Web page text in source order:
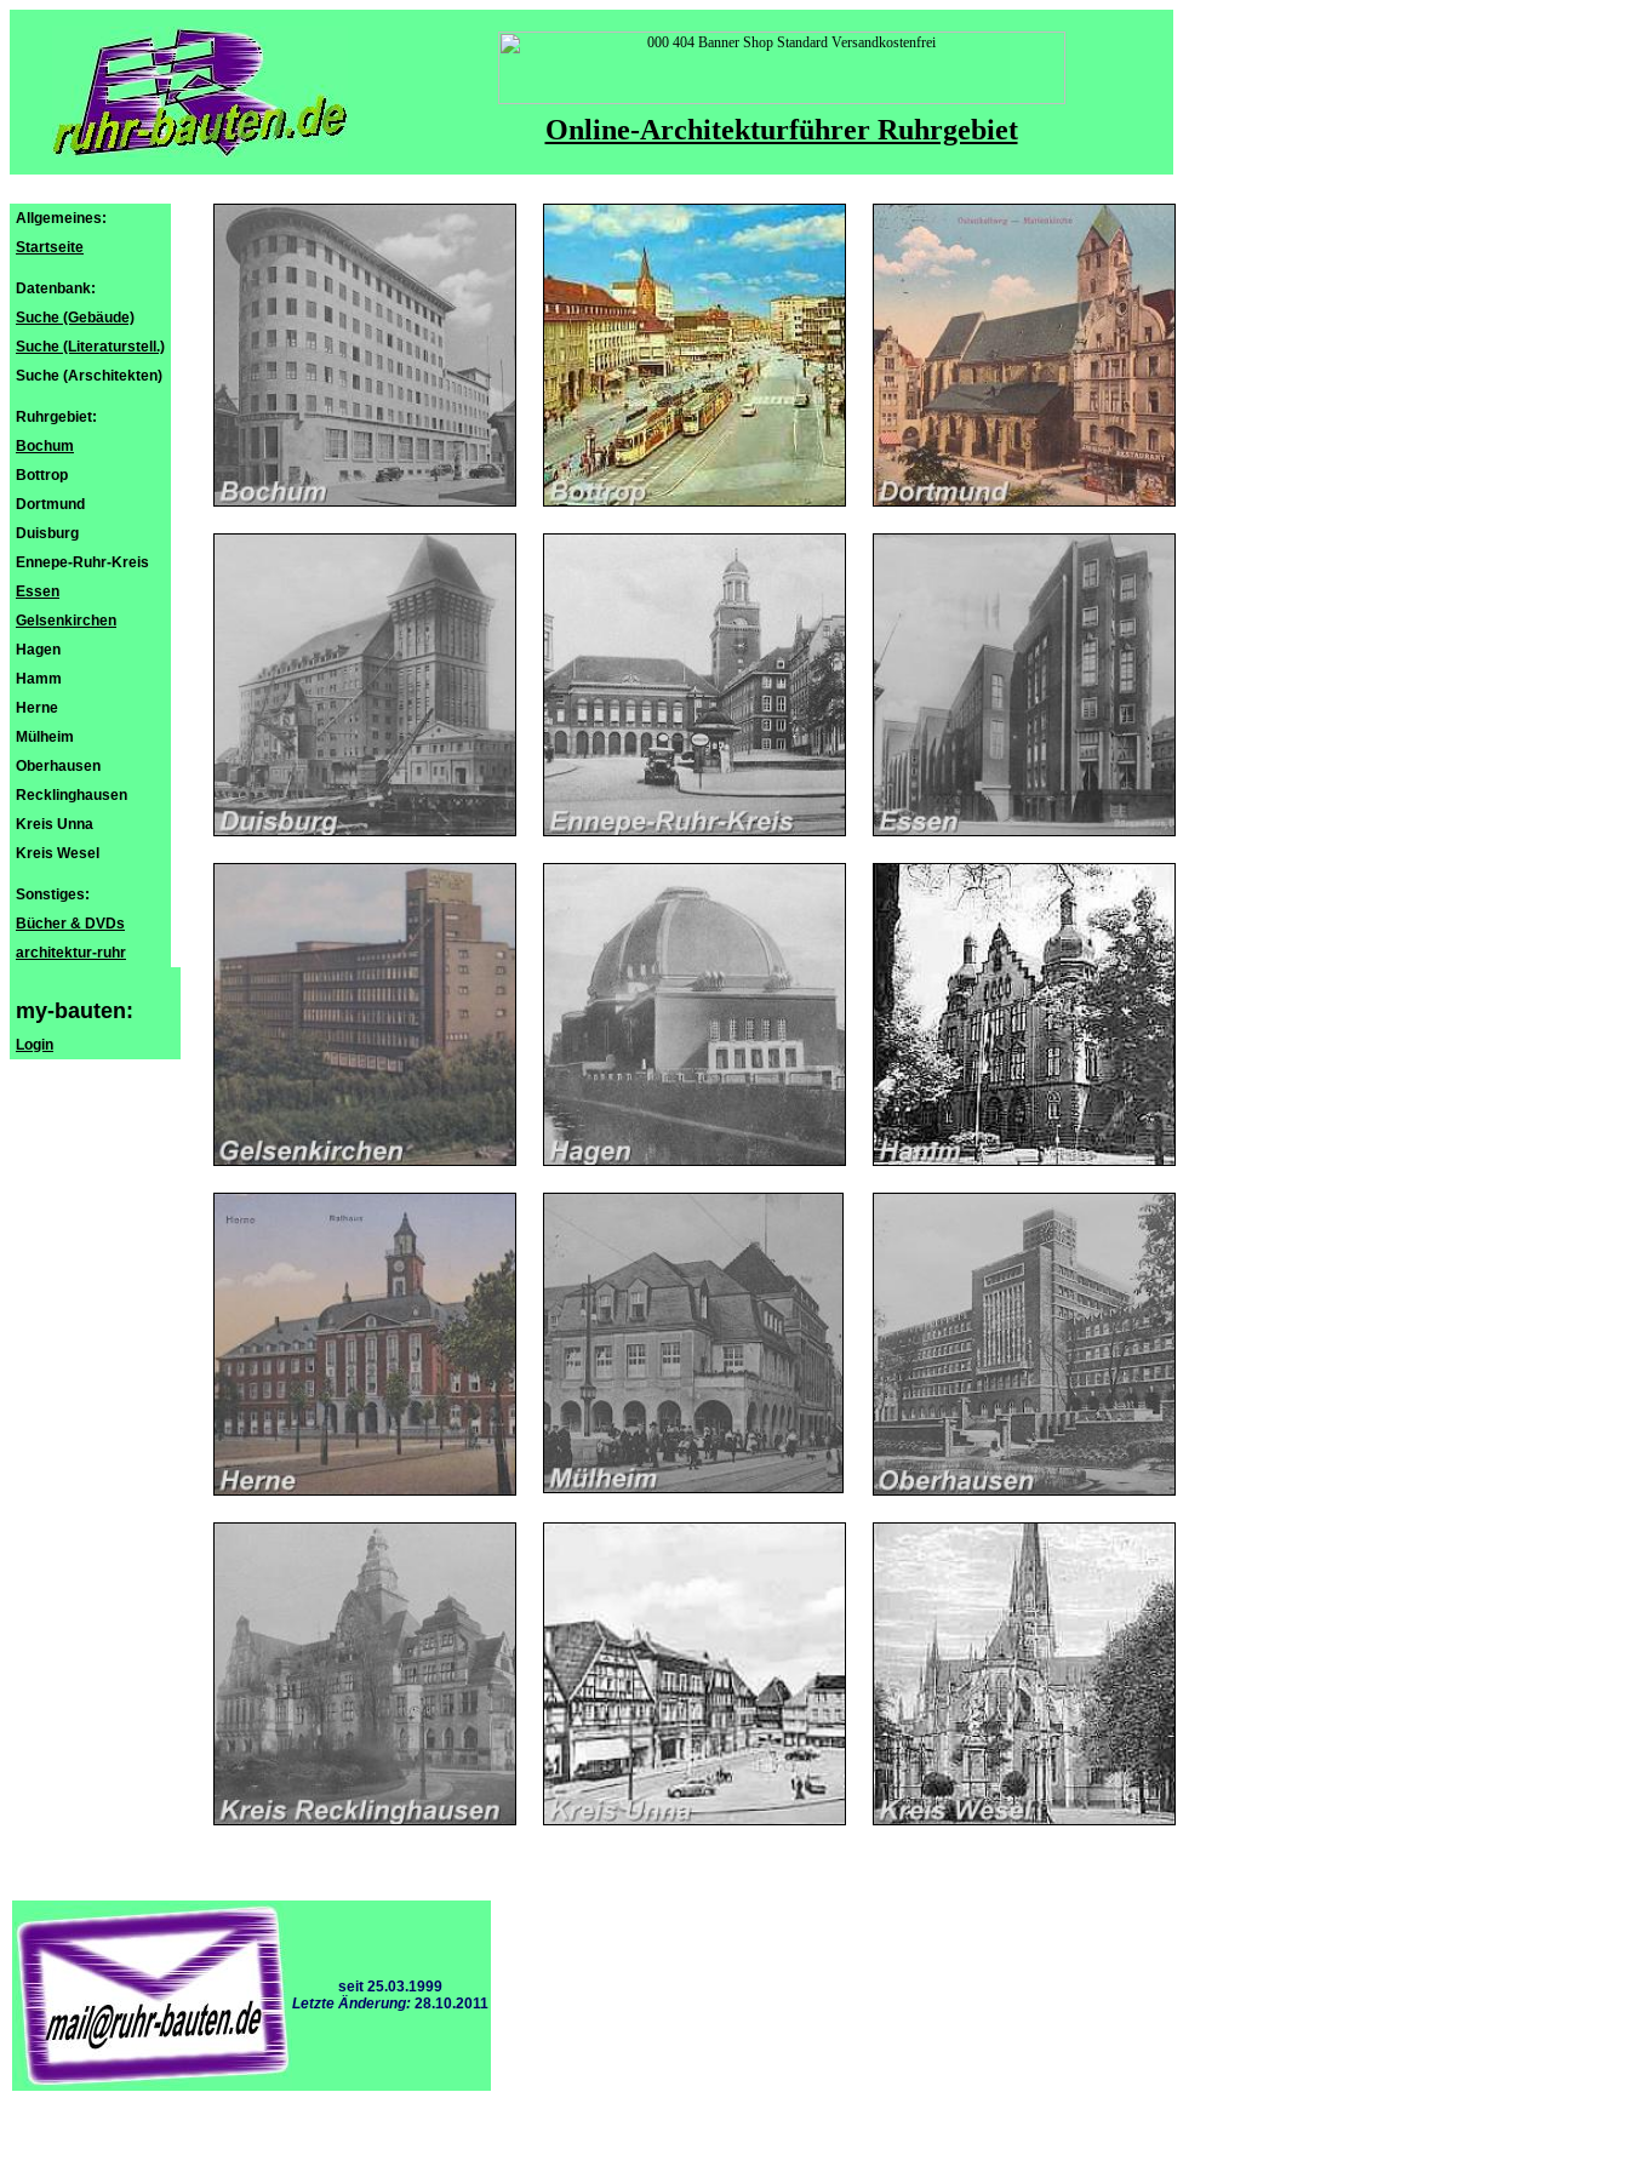
Online-Architekturführer Ruhrgebiet
Allgemeines:
Startseite
Datenbank:
Suche (Gebäude)
Suche (Literaturstell.)
Suche (Arschitekten)
Ruhrgebiet:
Bochum
Bottrop
Dortmund
Duisburg
Ennepe-Ruhr-Kreis
Essen
Gelsenkirchen
Hagen
Hamm
Herne
Mülheim
Oberhausen
Recklinghausen
Kreis Unna
Kreis Wesel
Sonstiges:
Bücher & DVDs
architektur-ruhr
my-bauten:
Login
seit 25.03.1999
Letzte Änderung: 28.10.2011